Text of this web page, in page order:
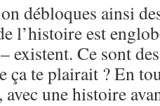
débloques ainsi
l’histoire est
existent. Ce sont
ça te plairait ? En
avec une histoire